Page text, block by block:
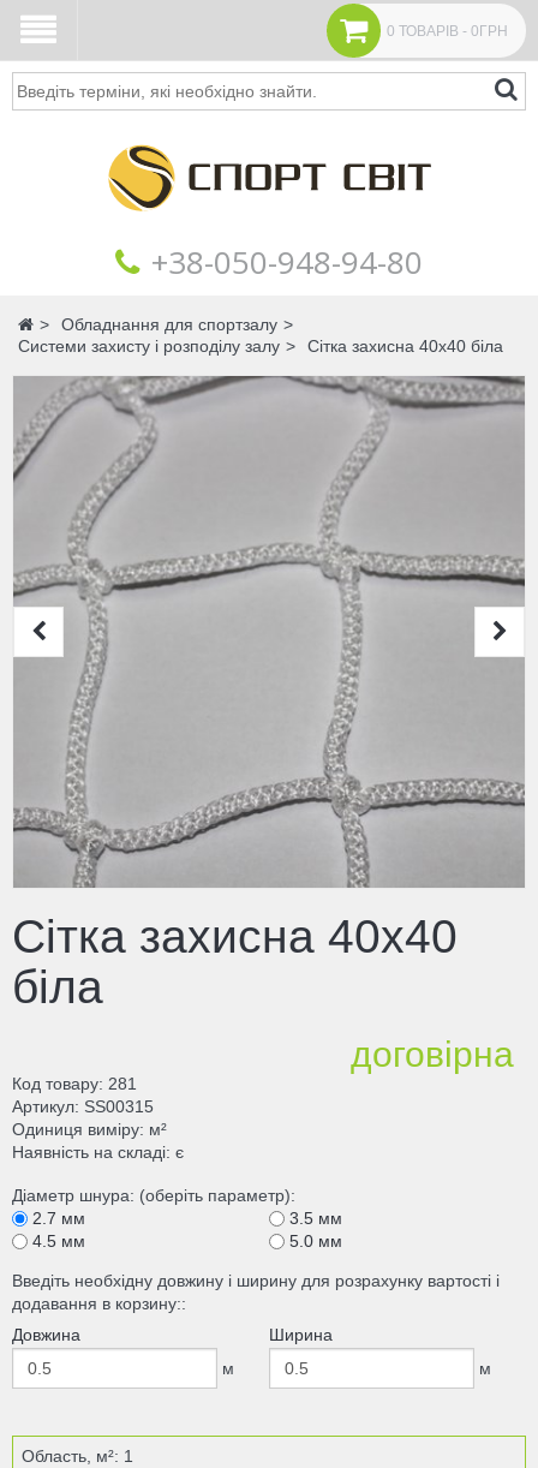
0 ТОВАРІВ - 0ГРН
Пошук
+38‎‎-050-948-94-80
Головна
Обладнання для спортзалу
Системи захисту і розподілу залу
Сітка захисна 40х40 біла
Сітка захисна 40х40
біла
договірна
Код товару 281
Артикул SS00315
Одиниця виміру м²
Наявність на складі є
Діаметр шнура: (оберіть параметр):
2.7 мм
3.5 мм
4.5 мм
5.0 мм
Введіть необхідну довжину і ширину для розрахунку вартості і
додавання в корзину::
Довжина
м
Ширина
м
Область, м²: 1